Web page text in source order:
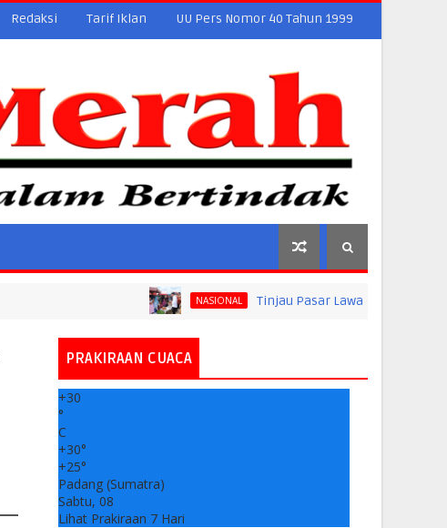
Redaksi Tarif Iklan UU Pers Nomor 40 Tahun 1999
NASIONAL Tinjau Pasar Lawang Agung, Jokowi
PRAKIRAAN CUACA
+30
°
C
+30°
+25°
Padang (Sumatra)
Sabtu, 08
Lihat Prakiraan 7 Hari